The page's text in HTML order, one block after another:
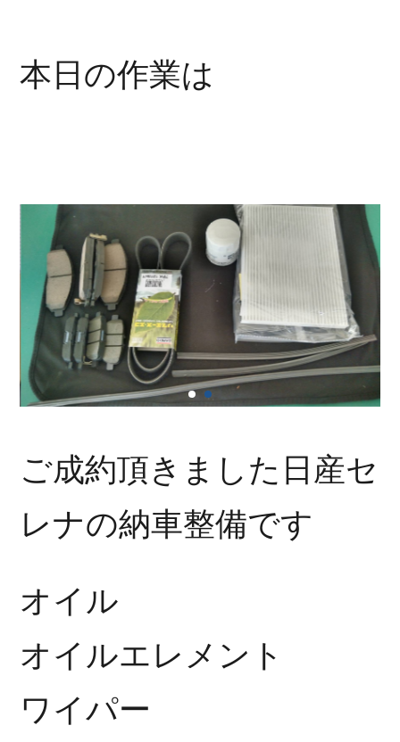
本日の作業は
ご成約頂きました日産セ
レナの納車整備です
オイル
オイルエレメント
ワイパー